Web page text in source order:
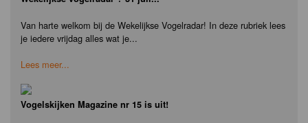
Van harte welkom bij de Wekelijkse Vogelradar! In deze rubriek lees
je iedere vrijdag alles wat je...
Lees meer...
Vogelskijken Magazine nr 15 is uit!